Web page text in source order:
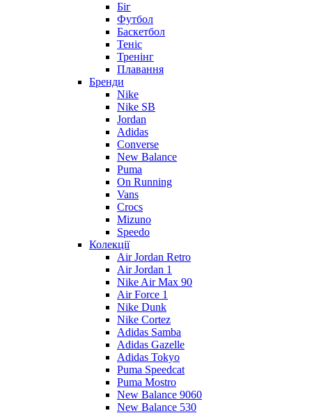
Біг
Футбол
Баскетбол
Теніс
Тренінг
Плавання
Бренди
Nike
Nike SB
Jordan
Adidas
Converse
New Balance
Puma
On Running
Vans
Crocs
Mizuno
Speedo
Колекції
Air Jordan Retro
Air Jordan 1
Nike Air Max 90
Air Force 1
Nike Dunk
Nike Cortez
Adidas Samba
Adidas Gazelle
Adidas Tokyo
Puma Speedcat
Puma Mostro
New Balance 9060
New Balance 530